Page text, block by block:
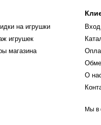
на игрушки
игрушек
магазина
О
Мы в